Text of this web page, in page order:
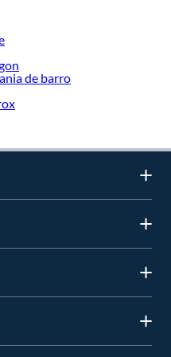
de barro